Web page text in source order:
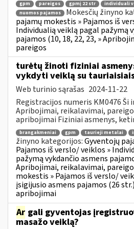
gpm pareigos gpmį 22 str individuali
nuomos pajamos
Mokesčių žinyno
pajamų mokestis » Pajamos iš
Individualią veiklą pagal pažymą
pajamos (10, 18, 22, 23, »
pareigos
turėtų žinoti fiziniai
vykdyti veiklą su
Web turinio sąrašas 2024-11-22
Registracijos numeris KM0476
Apribojimai, reikalavimai,
apribojimai Fiziniai asmenys,
brangakmeniai gpm taurieji metalai
žinyno kategorijos:Gyventojų
Pajamos iš verslo/ veiklos »
pažymą vykdančio asmens
Apribojimai, reikalavimai,
mokestis » Pajamos iš verslo/
įsigijusio asmens pajamos (26
apribojimai
Ar gali gyventojas
masažo veiklą?